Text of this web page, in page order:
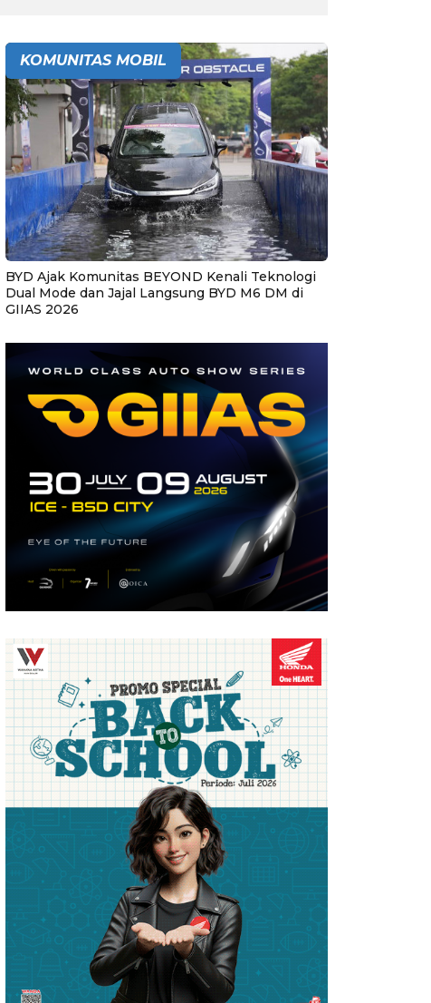
KOMUNITAS MOBIL
BYD Ajak Komunitas BEYOND Kenali Teknologi
Dual Mode dan Jajal Langsung BYD M6 DM di
GIIAS 2026